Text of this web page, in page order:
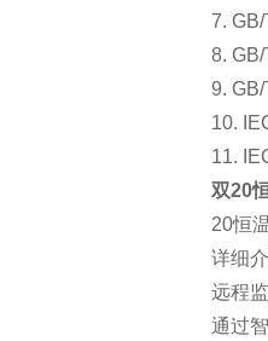
7.
8.
9.
10.
11.
双20
20恒
详细
远程
通过